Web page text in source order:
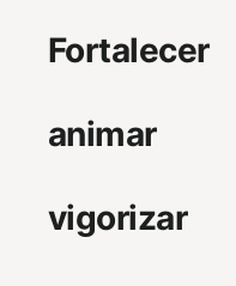
Fortalecer
animar
vigorizar